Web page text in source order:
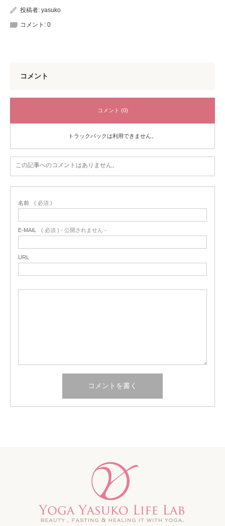
投稿者: yasuko
コメント: 0
コメント
コメント (0)
トラックバックは利用できません。
この記事へのコメントはありません。
名前 ( 必須 )
E-MAIL ( 必須 ) - 公開されません -
URL